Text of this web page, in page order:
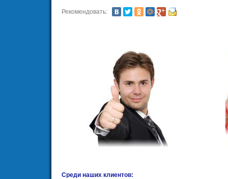
Рекомендовать:
Среди наших клиентов: